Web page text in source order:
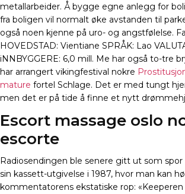
metallarbeider. Å bygge egne anlegg for
fra boligen vil normalt øke avstanden til
også noen kjenne på uro- og angstfølelse.
HOVEDSTAD: Vientiane SPRÅK: Lao
iNNBYGGERE: 6,0 mill. Me har også to-tre
har arrangert vikingfestival nokre
mature fortel Schlage. Det er med tungt
men det er på tide å finne et nytt
Escort massage oslo
escorte
Radiosendingen ble senere gitt ut som spor
sin kassett-utgivelse i 1987, hvor man kan
kommentatorens ekstatiske rop: «Keeperen